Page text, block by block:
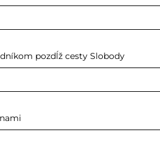
pozdĺž cesty Slobody